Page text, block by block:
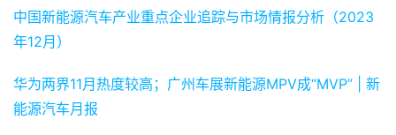
中国新能源汽车产业重点企业追踪与市场情报分析（2023
年12月）
华为两界11月热度较高；广州车展新能源MPV成“MVP” | 新
能源汽车月报